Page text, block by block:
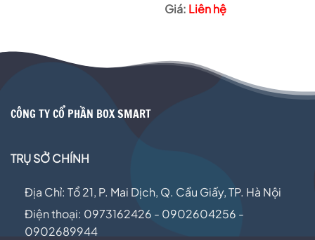
ĐượcLiên hệ
CÔNG TY CỔ PHẦN BOX SMART
TRỤ SỞ CHÍNH
Địa Chỉ: Tổ 21, P. Mai Dịch, Q. Cầu Giấy, TP. Hà Nội
Điện thoại: 0973162426 - 0902604256 -
0902689944